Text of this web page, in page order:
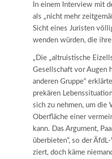
In einem Interview mit
als „nicht mehr
Sicht eines Juristen
wenden würden, die
„Die „altruistische
Gesellschaft vor Augen
anderen Gruppe“
prekären
sich zu nehmen, um die
Oberfläche einer
kann. Das Argument,
überbieten“, so der
ziert, doch käme